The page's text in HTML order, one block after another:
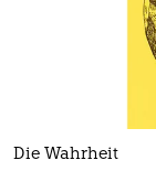
Die Wahrheit